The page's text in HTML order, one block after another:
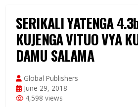
SERIKALI YATENGA
KUJENGA VITUO VYA
DAMU SALAMA
Global Publishers
June 29, 2018
4,598 views